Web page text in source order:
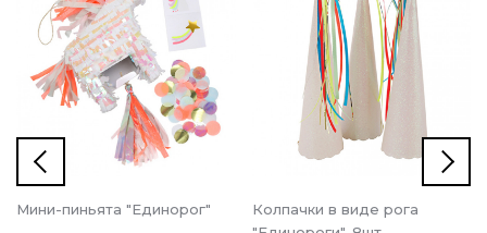
Мини-пиньята "Единорог"
Колпачки в виде рога